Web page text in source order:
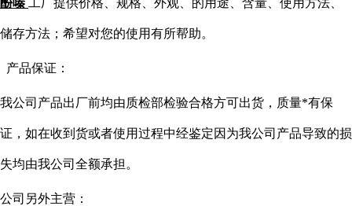
酚嗪 工厂提供价格、规格、外观、的用途、含量、使用方法、
储存方法；希望对您的使用有所帮助。
产品保证：
我公司产品出厂前均由质检部检验合格方可出货，质量*有保
证，如在收到货或者使用过程中经鉴定因为我公司产品导致的损
失均由我公司全额承担。
公司另外主营：